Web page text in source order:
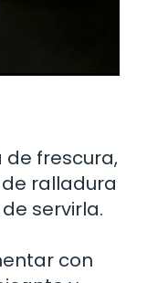
de frescura,
ralladura
servirla.
con